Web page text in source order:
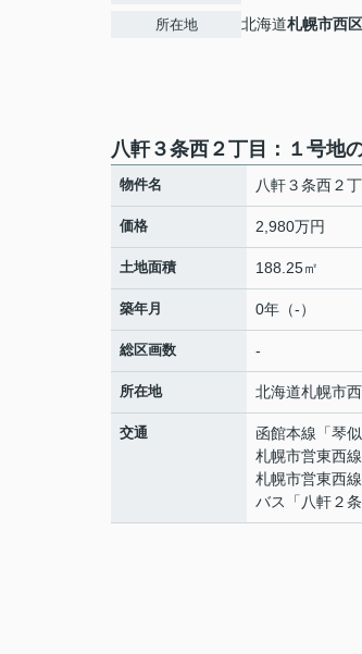
所在地 北海道札幌市西区
八軒３条西２丁目：１号地
物件名 八軒３条西２
価格 2,980万円
土地面積 188.25㎡
築年月 0年（-）
総区画数 -
所在地 北海道札幌市
交通 函館本線 「琴似
札幌市営東西線
札幌市営東西線
バス「八軒２